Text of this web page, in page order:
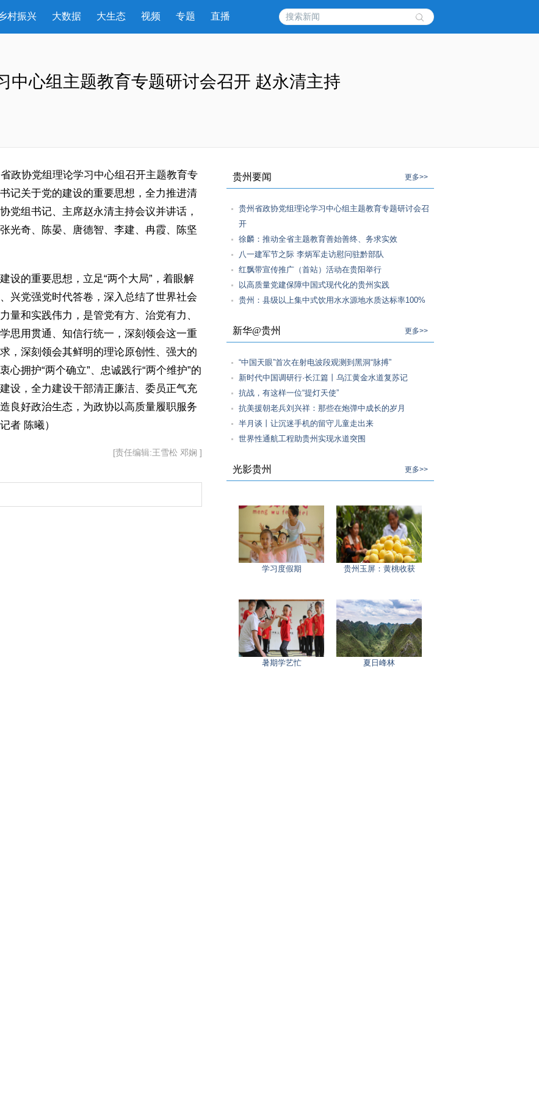
村振兴 大数据 大生态 视频 专题 直播
中心组主题教育专题研讨会召开 赵永清主持
协党组理论学习中心组召开主题教育专
记关于党的建设的重要思想，全力推进清
党组书记、主席赵永清主持会议并讲话，
光奇、陈晏、唐德智、李建、冉霞、陈坚
的重要思想，立足“两个大局”，着眼解
兴党强党时代答卷，深入总结了世界社会
量和实践伟力，是管党有方、治党有力、
思用贯通、知信行统一，深刻领会这一重
，深刻领会其鲜明的理论原创性、强大的
心拥护“两个确立”、忠诚践行“两个维护”的
设，全力建设干部清正廉洁、委员正气充
良好政治生态，为政协以高质量履职服务
者 陈曦）
[责任编辑:王雪松 邓娴 ]
贵州要闻 更多>>
贵州省政协党组理论学习中心组主题教育专题研讨会召
开
徐麟：推动全省主题教育善始善终、务求实效
八一建军节之际 李炳军走访慰问驻黔部队
红飘带宣传推广（首站）活动在贵阳举行
以高质量党建保障中国式现代化的贵州实践
贵州：县级以上集中式饮用水水源地水质达标率100%
新华@贵州 更多>>
“中国天眼”首次在射电波段观测到黑洞“脉搏”
新时代中国调研行·长江篇丨乌江黄金水道复苏记
抗战，有这样一位“提灯天使”
抗美援朝老兵刘兴祥：那些在炮弹中成长的岁月
半月谈丨让沉迷手机的留守儿童走出来
世界性通航工程助贵州实现水道突围
光影贵州 更多>>
学习度假期 贵州玉屏：黄桃收获
暑期学艺忙 夏日峰林